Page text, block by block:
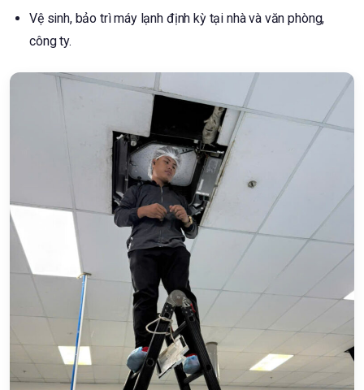
Vệ sinh, bảo trì máy lạnh định kỳ tại nhà và văn phòng,
công ty.